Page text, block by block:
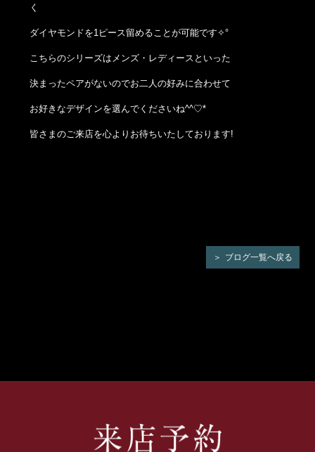
く
ダイヤモンドを1ピース留めることが可能です✧°
こちらのシリーズはメンズ・レディースといった
決まったペアがないのでお二人の好みに合わせて
お好きなデザインを選んでくださいね^^♡*
皆さまのご来店を心よりお待ちいたしております!
ブログ一覧へ戻る